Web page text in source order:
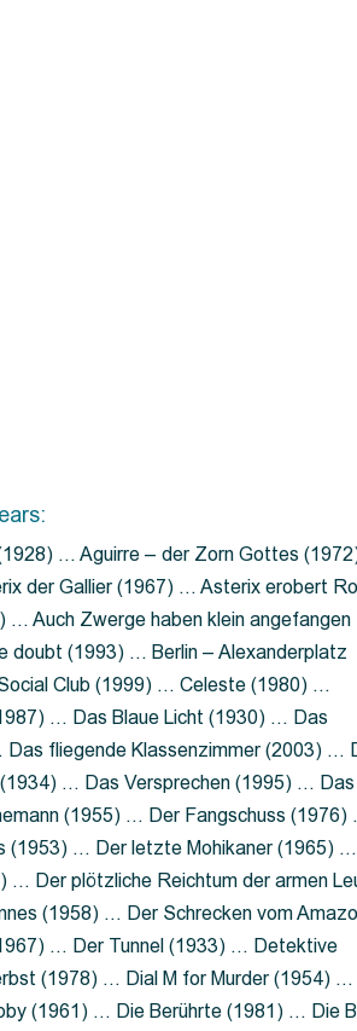
… Aguirre – der Zorn Gottes
der Gallier (1967) … Asterix erobert
Auch Zwerge haben klein angefangen
(1993) … Berlin – Alexanderplatz
Club (1999) … Celeste (1980) …
… Das Blaue Licht (1930) … Das
fliegende Klassenzimmer (2003) …
… Das Versprechen (1995) … Das
(1955) … Der Fangschuss (1976)
(1953) … Der letzte Mohikaner (1965) …
… Der plötzliche Reichtum der armen
(1958) … Der Schrecken vom
… Der Tunnel (1933) … Detektive
(1978) … Dial M for Murder (1954) …
(1961) … Die Berührte (1981) … Die